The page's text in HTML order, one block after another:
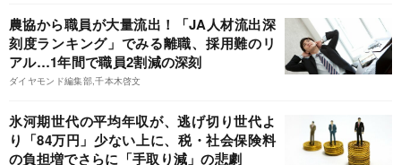
農協から職員が大量流出！「JA人材流出深
刻度ランキング」でみる離職、採用難のリ
アル…1年間で職員2割減の深刻
ダイヤモンド編集部,千本木啓文
氷河期世代の平均年収が、逃げ切り世代よ
り「84万円」少ない上に、税・社会保険料
の負担増でさらに「手取り減」の悲劇